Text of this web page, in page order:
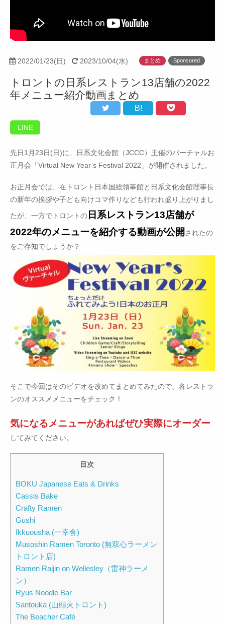
2022/01/23(日) 2023/10/04(水) まとめ Sponsored
トロントの日系レストラン13店舗の2022
年メニュー紹介動画まとめ
B!
LINE
先日1月23日(日)に、日系文化会館（JCCC）主催のバーチャルお
正月会「Virtual New Year’s Festival 2022」が開催されました。
お正月会では、在トロント日本国総領事館と日系文化会館理事長
の新年の挨拶や子ども向けコマ作りなども行われ盛り上がりまし
たが、一方でトロントの 日系レストラン13店舗が
2022年のメニューを紹介する動画が公開 されたの
をご存知でしょうか？
そこで今回はそのビデオを改めてまとめてみたので、各レストラ
ンのオススメメニューをチェック！
気になるメニューがあればぜひ実際にオーダー
してみてください。
目次
BOKU Japanese Eats & Drinks
Cassis Bake
Crafty Ramen
Gushi
Ikkuousha (一幸舎)
Musoshin Ramen Toronto (無双心ラーメン
トロント店)
Ramen Raijin on Wellesley（雷神ラーメ
ン）
Ryus Noodle Bar
Santouka (山頭火トロント)
The Beacher Café